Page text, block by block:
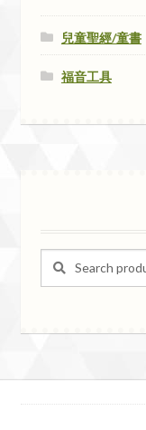
兒童聖經/童書
福音工具